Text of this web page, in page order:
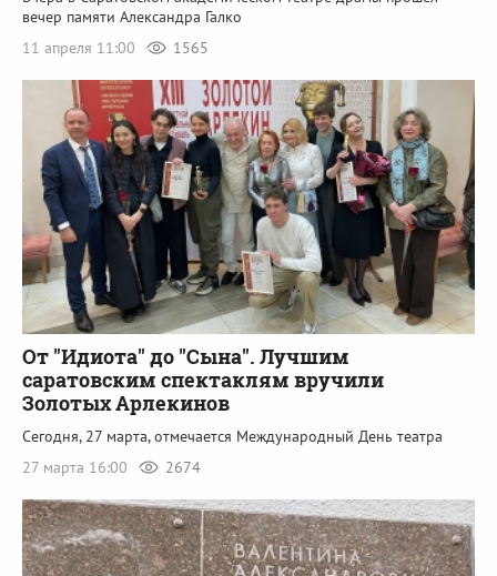
вечер памяти Александра Галко
11 апреля 11:00
1565
От "Идиота" до "Сына". Лучшим
саратовским спектаклям вручили
Золотых Арлекинов
Сегодня, 27 марта, отмечается Международный День театра
27 марта 16:00
2674